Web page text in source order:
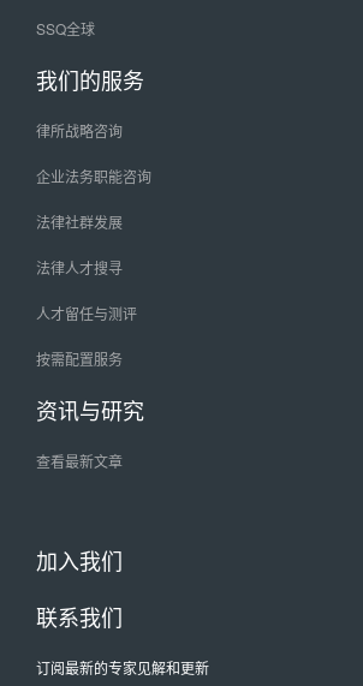
SSQ全球
我们的服务
律所战略咨询
企业法务职能咨询
法律社群发展
法律人才搜寻
人才留任与测评
按需配置服务
资讯与研究
查看最新文章
加入我们
联系我们
订阅最新的专家见解和更新